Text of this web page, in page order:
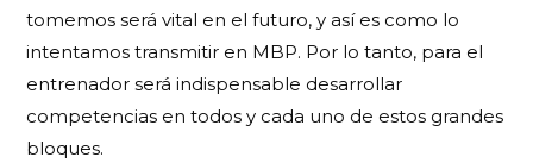
tomemos será vital en el futuro, y así es como lo
intentamos transmitir en MBP. Por lo tanto, para el
entrenador será indispensable desarrollar
competencias en todos y cada uno de estos grandes
bloques.